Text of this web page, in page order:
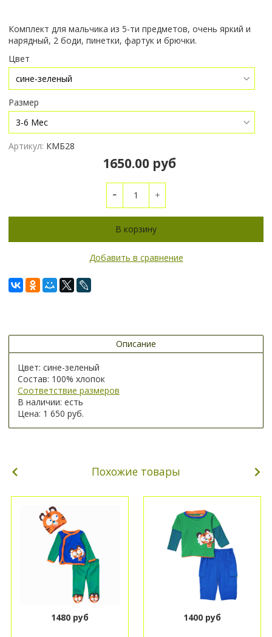
Комплект для мальчика из 5-ти предметов, очень яркий и
нарядный, 2 боди, пинетки, фартук и брючки.
Цвет
Размер
Артикул: КМБ28
1650.00 руб
В корзину
Добавить в сравнение
Описание
Цвет: сине-зеленый
Состав: 100% хлопок
Соответствие размеров
В наличии: есть
Цена: 1 650 руб.
Похожие товары
1480 руб 1400 руб